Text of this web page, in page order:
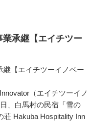
承継【エイチツー
（エイチツーイノ
、白馬村の民宿「雪の
Hakuba Hospitality Inn